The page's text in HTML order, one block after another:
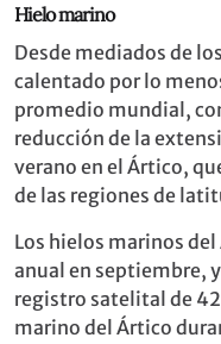
Hielo marino
Desde mediados de
calentado por lo
promedio mundial,
reducción de la
verano en el Ártico,
de las regiones de
Los hielos marinos
anual en septiembre,
registro satelital de
marino del Ártico